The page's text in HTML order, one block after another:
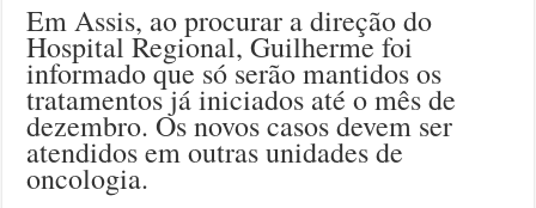
Em Assis, ao procurar a direção do
Hospital Regional, Guilherme foi
informado que só serão mantidos os
tratamentos já iniciados até o mês de
dezembro. Os novos casos devem ser
atendidos em outras unidades de
oncologia.